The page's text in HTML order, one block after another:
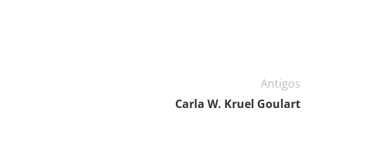
Antigos
Carla W. Kruel Goulart